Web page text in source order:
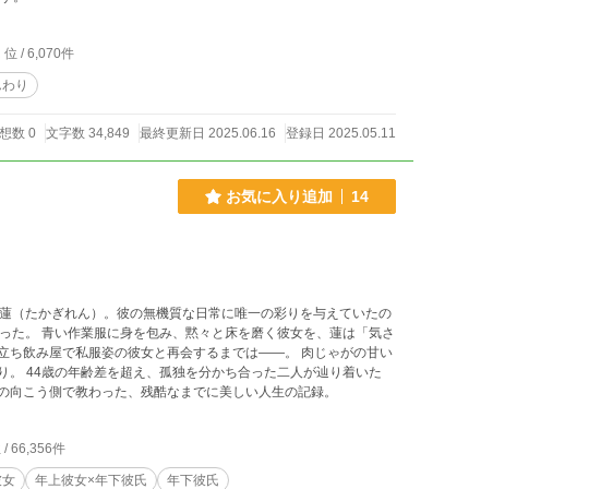
位 / 6,070件
り
数 0 文字数 34,849 最終更新日 2025.06.16 登録日 2025.05.11
お気に入り追加 14
（たかぎれん）。彼の無機質な日常に唯一の彩りを与えていたの
た。 青い作業服に身を包み、黙々と床を磨く彼女を、蓮は「気さ
ち飲み屋で私服姿の彼女と再会するまでは――。 肉じゃがの甘い
。 44歳の年齢差を超え、孤独を分かち合った二人が辿り着いた
向こう側で教わった、残酷なまでに美しい人生の記録。
/ 66,356件
年上彼女×年下彼氏 年下彼氏